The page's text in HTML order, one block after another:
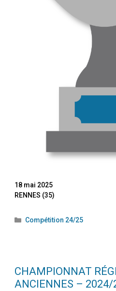
18 mai 2025
RENNES (35)
Compétition 24/25
CHAMPIONNAT
ANCIENNES – 2024/